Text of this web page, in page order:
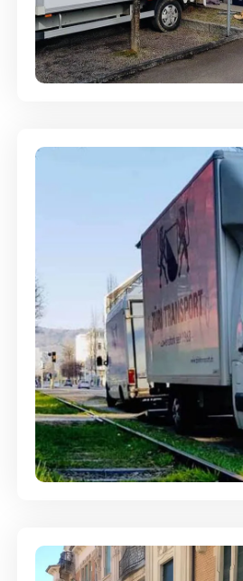
Entsorgung & Räumung
Ein- und